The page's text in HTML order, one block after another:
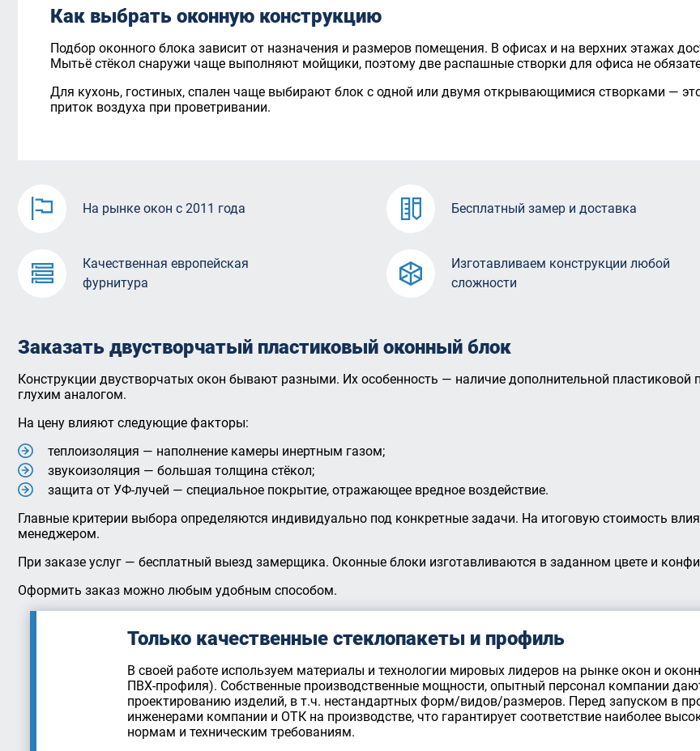
Как выбрать оконную конструкцию
Подбор оконного блока зависит от назначения и размеров помещения. В офисах и на верхних этажах
Мытьё стёкол снаружи чаще выполняют мойщики, поэтому две распашные створки для офиса не
Для кухонь, гостиных, спален чаще выбирают блок с одной или двумя открывающимися створками —
приток воздуха при проветривании.
На рынке окон с 2011 года Бесплатный замер и доставка
Качественная европейская
фурнитура
Изготавливаем конструкции любой
сложности
Заказать двустворчатый пластиковый оконный блок
Конструкции двустворчатых окон бывают разными. Их особенность — наличие дополнительной пластиковой
глухим аналогом.
На цену влияют следующие факторы:
теплоизоляция — наполнение камеры инертным газом;
звукоизоляция — большая толщина стёкол;
защита от УФ-лучей — специальное покрытие, отражающее вредное воздействие.
Главные критерии выбора определяются индивидуально под конкретные задачи. На итоговую стоимость
менеджером.
При заказе услуг — бесплатный выезд замерщика. Оконные блоки изготавливаются в заданном цвете и
Оформить заказ можно любым удобным способом.
Только качественные стеклопакеты и профиль
В своей работе используем материалы и технологии мировых лидеров на рынке окон и
ПВХ-профиля). Собственные производственные мощности, опытный персонал компании
проектированию изделий, в т.ч. нестандартных форм/видов/размеров. Перед запуском в
инженерами компании и ОТК на производстве, что гарантирует соответствие наиболее
нормам и техническим требованиям.